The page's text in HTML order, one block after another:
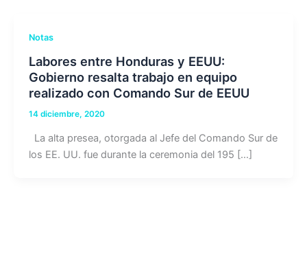
Notas
Labores entre Honduras y EEUU:
Gobierno resalta trabajo en equipo
realizado con Comando Sur de EEUU
14 diciembre, 2020
La alta presea, otorgada al Jefe del Comando Sur de
los EE. UU. fue durante la ceremonia del 195 […]